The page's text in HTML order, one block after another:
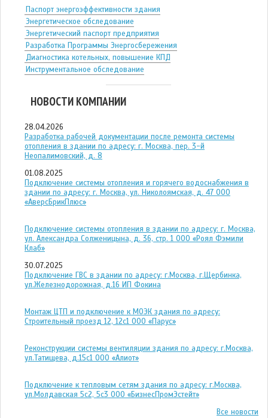
Паспорт энергоэффективности здания
Энергетическое обследование
Энергетический паспорт предприятия
Разработка Программы Энергосбережения
Диагностика котельных, повышение КПД
Инструментальное обследование
НОВОСТИ КОМПАНИИ
28.04.2026
Разработка рабочей документации после ремонта системы
отопления в здании по адресу: г. Москва, пер. 3-й
Неопалимовский, д. 8
01.08.2025
Подключение системы отопления и горячего водоснабжения в
здании по адресу: г. Москва, ул. Николоямская, д. 47 ООО
«АверсБрикПлюс»
Подключение системы отопления в здании по адресу: г. Москва,
ул. Александра Солженицына, д. 36, стр. 1 ООО «Роял Фэмили
Клаб»
30.07.2025
Подключение ГВС в здании по адресу: г.Москва, г.Щербинка,
ул.Железнодорожная, д.16 ИП Фокина
Монтаж ЦТП и подключение к МОЭК здания по адресу:
Строительный проезд 12, 12с1 ООО «Парус»
Реконструкции системы вентиляции здания по адресу: г.Москва,
ул.Татищева, д.15с1 ООО «Алиот»
Подключение к тепловым сетям здания по адресу: г.Москва,
ул.Молдавская 5с2, 5с3 ООО «БизнесПромЭстейт»
Все новости